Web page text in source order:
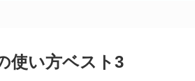
使い方ベスト3